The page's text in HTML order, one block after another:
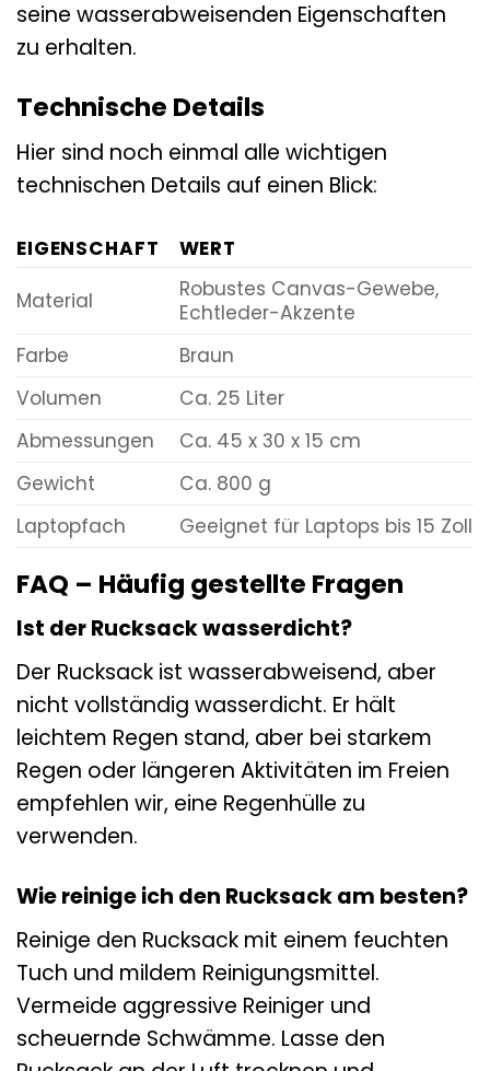
seine wasserabweisenden Eigenschaften
zu erhalten.
Technische Details
Hier sind noch einmal alle wichtigen
technischen Details auf einen Blick:
EIGENSCHAFT
WERT
Material
Robustes Canvas-Gewebe,
Echtleder-Akzente
Farbe
Braun
Volumen
Ca. 25 Liter
Abmessungen
Ca. 45 x 30 x 15 cm
Gewicht
Ca. 800 g
Laptopfach
Geeignet für Laptops bis 15 Zoll
FAQ – Häufig gestellte Fragen
Ist der Rucksack wasserdicht?
Der Rucksack ist wasserabweisend, aber
nicht vollständig wasserdicht. Er hält
leichtem Regen stand, aber bei starkem
Regen oder längeren Aktivitäten im Freien
empfehlen wir, eine Regenhülle zu
verwenden.
Wie reinige ich den Rucksack am besten?
Reinige den Rucksack mit einem feuchten
Tuch und mildem Reinigungsmittel.
Vermeide aggressive Reiniger und
scheuernde Schwämme. Lasse den